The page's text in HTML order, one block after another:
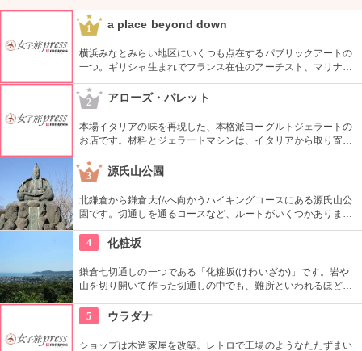
1 a place beyond down
横浜みなとみらい地区にいくつも点在するパブリックアートの
一つ。ギリシャ生まれでフランス在住のアーチスト、マリナ・
カレラによる1997年の屋外作品です。クイーンズスクエア横浜
内にあるクイーンズパークで、その美しいドレープと伸びやか
な羽をテーマにした幻想的な姿を見ることができます。
2 アローズ・パレット
本場イタリアの味を再現した、本格派ヨーグルトジェラートの
お店です。材料とジェラートマシンは、イタリアから取り寄せ
ている本気ぶり。ヨーグルトの酸味がきいた、さっぱりとした
飽きのこない味わいです。お買い物の休憩にいかが。
3 源氏山公園
北鎌倉から鎌倉大仏へ向かうハイキングコースにある源氏山公
園です。切通しを通るコースなど、ルートがいくつかありま
す。標高は約93メートルですが、コースに寄ってはかなり険し
い道を登る場合も。公園中央の頼朝像がシンボルです。
4 化粧坂
鎌倉七切通しの一つである「化粧坂(けわいざか)」です。岩や
山を切り開いて作った切通しの中でも、難所といわれるほど化
で、ヒールやブーツは厳禁です！頂上の源氏山公園にシートを
ひいてお弁当を食べるのもお勧めです。
5 ウラダナ
ショップは木造家屋を改築。レトロで工場のようなたたずまい